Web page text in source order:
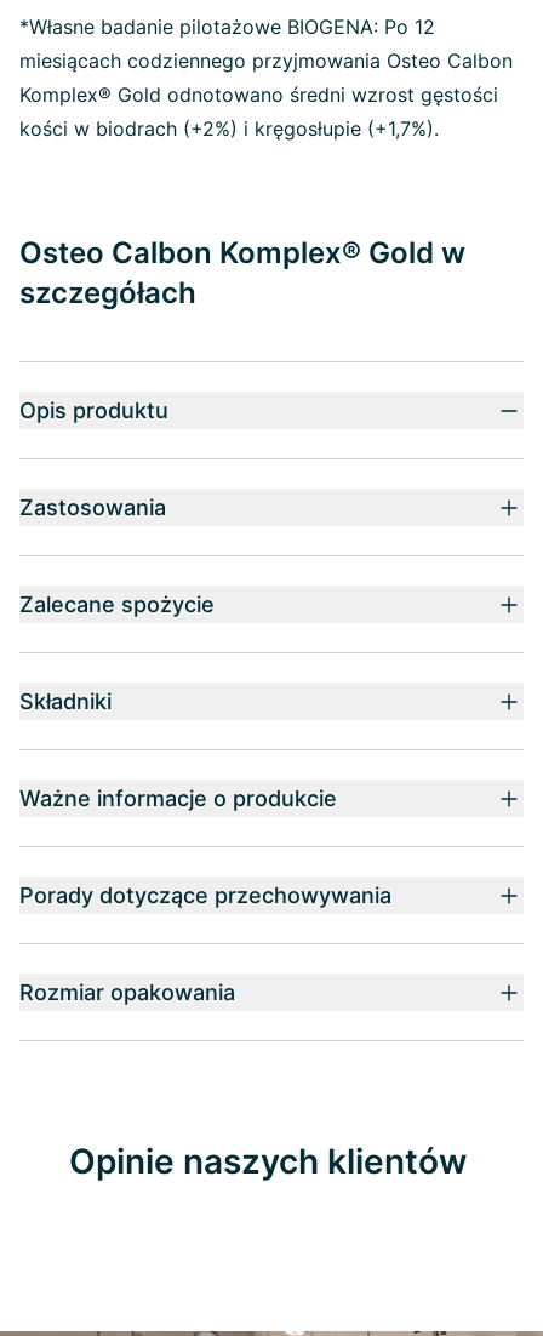
*Własne badanie pilotażowe BIOGENA: Po 12
miesiącach codziennego przyjmowania Osteo Calbon
Komplex® Gold odnotowano średni wzrost gęstości
kości w biodrach (+2%) i kręgosłupie (+1,7%).
Osteo Calbon Komplex® Gold w
szczegółach
Opis produktu
Zastosowania
Zalecane spożycie
Składniki
Ważne informacje o produkcie
Porady dotyczące przechowywania
Rozmiar opakowania
Opinie naszych klientów